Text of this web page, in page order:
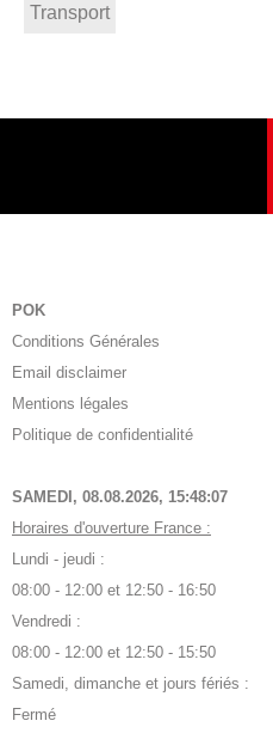
Transport
POK
Conditions Générales
Email disclaimer
Mentions légales
Politique de confidentialité
SAMEDI, 08.08.2026, 15:48:08
Horaires d'ouverture France :
Lundi - jeudi :
08:00 - 12:00 et 12:50 - 16:50
Vendredi :
08:00 - 12:00 et 12:50 - 15:50
Samedi, dimanche et jours fériés :
Fermé